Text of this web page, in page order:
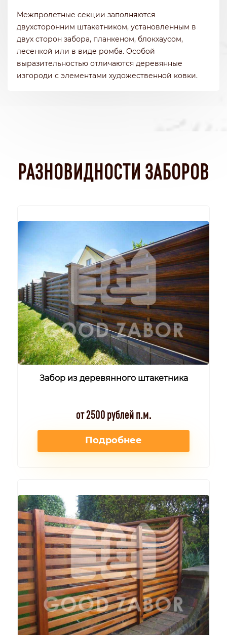
Межпролетные секции заполняются
двухсторонним штакетником, установленным в
двух сторон забора, планкеном, блокхаусом,
лесенкой или в виде ромба. Особой
выразительностью отличаются деревянные
изгороди с элементами художественной ковки.
РАЗНОВИДНОСТИ ЗАБОРОВ
Забор из деревянного штакетника
от 2500 рублей п.м.
Подробнее